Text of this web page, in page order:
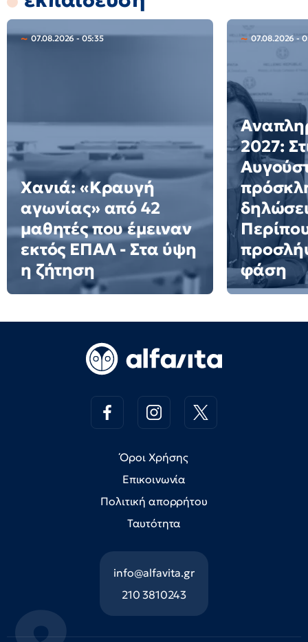
07.08.2026 - 05:35
Χανιά: «Κραυγή
αγωνίας» από 42
μαθητές που έμειναν
εκτός ΕΠΑΛ - Στα ύψη
η ζήτηση
07.08.2026 -
2027:
φάση
Όροι Χρήσης
Επικοινωνία
Πολιτική απορρήτου
Ταυτότητα
info@alfavita.gr
210 3810243